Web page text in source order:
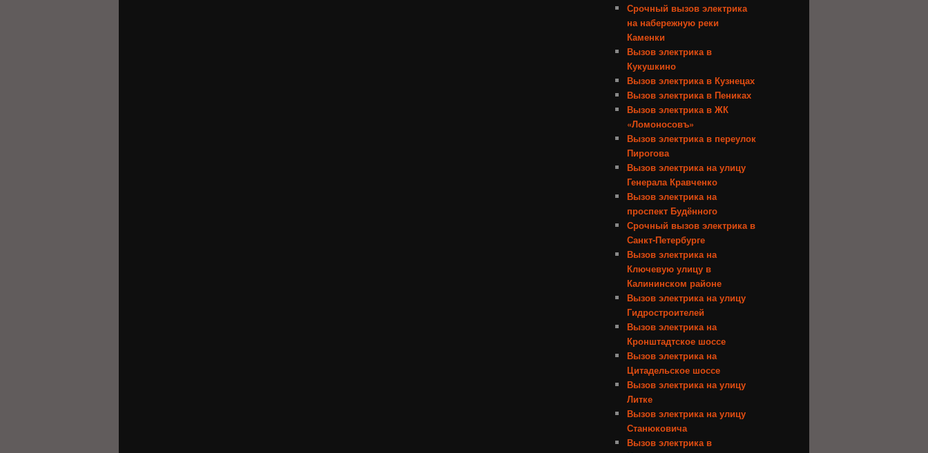
Срочный вызов электрика
на набережную реки
Каменки
Вызов электрика в
Кукушкино
Вызов электрика в Кузнецах
Вызов электрика в Пениках
Вызов электрика в ЖК
«Ломоносовъ»
Вызов электрика в переулок
Пирогова
Вызов электрика на улицу
Генерала Кравченко
Вызов электрика на
проспект Будённого
Срочный вызов электрика в
Санкт-Петербурге
Вызов электрика на
Ключевую улицу в
Калининском районе
Вызов электрика на улицу
Гидростроителей
Вызов электрика на
Кронштадтское шоссе
Вызов электрика на
Цитадельское шоссе
Вызов электрика на улицу
Литке
Вызов электрика на улицу
Станюковича
Вызов электрика в